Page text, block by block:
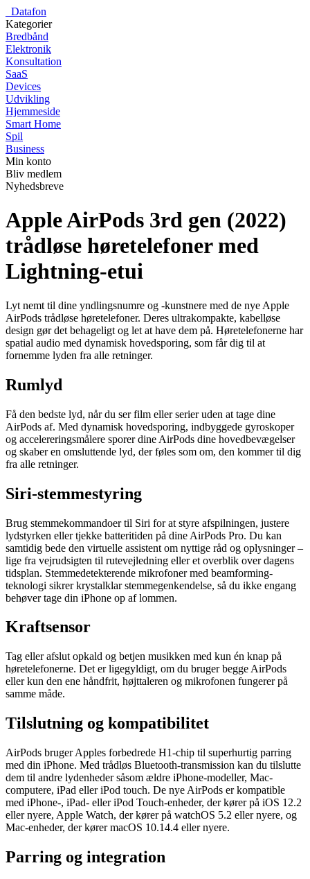
Datafon
Kategorier
Bredbånd
Elektronik
Konsultation
SaaS
Devices
Udvikling
Hjemmeside
Smart Home
Spil
Business
Min konto
Bliv medlem
Nyhedsbreve
Apple AirPods 3rd gen (2022)
trådløse høretelefoner med
Lightning-etui
Lyt nemt til dine yndlingsnumre og -kunstnere med de nye Apple
AirPods trådløse høretelefoner. Deres ultrakompakte, kabelløse
design gør det behageligt og let at have dem på. Høretelefonerne har
spatial audio med dynamisk hovedsporing, som får dig til at
fornemme lyden fra alle retninger.
Rumlyd
Få den bedste lyd, når du ser film eller serier uden at tage dine
AirPods af. Med dynamisk hovedsporing, indbyggede gyroskoper
og accelereringsmålere sporer dine AirPods dine hovedbevægelser
og skaber en omsluttende lyd, der føles som om, den kommer til dig
fra alle retninger.
Siri-stemmestyring
Brug stemmekommandoer til Siri for at styre afspilningen, justere
lydstyrken eller tjekke batteritiden på dine AirPods Pro. Du kan
samtidig bede den virtuelle assistent om nyttige råd og oplysninger –
lige fra vejrudsigten til rutevejledning eller et overblik over dagens
tidsplan. Stemmedetekterende mikrofoner med beamforming-
teknologi sikrer krystalklar stemmegenkendelse, så du ikke engang
behøver tage din iPhone op af lommen.
Kraftsensor
Tag eller afslut opkald og betjen musikken med kun én knap på
høretelefonerne. Det er ligegyldigt, om du bruger begge AirPods
eller kun den ene håndfrit, højttaleren og mikrofonen fungerer på
samme måde.
Tilslutning og kompatibilitet
AirPods bruger Apples forbedrede H1-chip til superhurtig parring
med din iPhone. Med trådløs Bluetooth-transmission kan du tilslutte
dem til andre lydenheder såsom ældre iPhone-modeller, Mac-
computere, iPad eller iPod touch. De nye AirPods er kompatible
med iPhone-, iPad- eller iPod Touch-enheder, der kører på iOS 12.2
eller nyere, Apple Watch, der kører på watchOS 5.2 eller nyere, og
Mac-enheder, der kører macOS 10.14.4 eller nyere.
Parring og integration